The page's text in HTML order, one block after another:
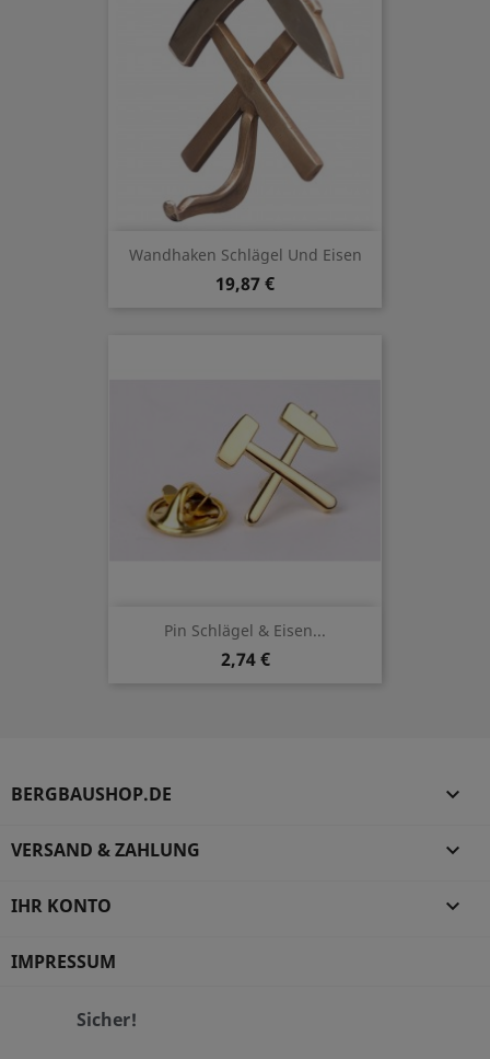
Wandhaken Schlägel Und Eisen
19,87 €
Pin Schlägel & Eisen...
2,74 €
BERGBAUSHOP.DE 
VERSAND & ZAHLUNG 
IHR KONTO 
IMPRESSUM
Sicher!